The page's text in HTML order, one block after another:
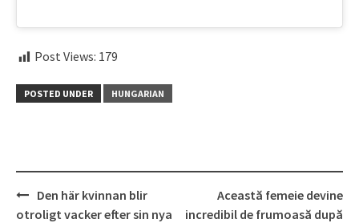
Post Views: 179
POSTED UNDER HUNGARIAN
Post
navigation
Den här kvinnan blir
otroligt vacker efter sin nya
Această femeie devine
incredibil de frumoasă după